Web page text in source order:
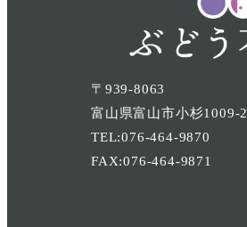
〒939-8063
富山県富山市小杉1009-2
TEL:076-464-9870
FAX:076-464-9871